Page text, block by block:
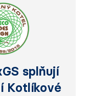
splňují
Kotlíkové